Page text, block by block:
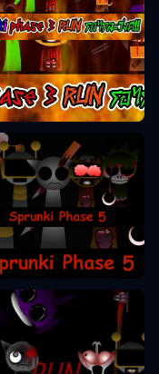
Sprunki Phase 3
Sprunki Phase 5